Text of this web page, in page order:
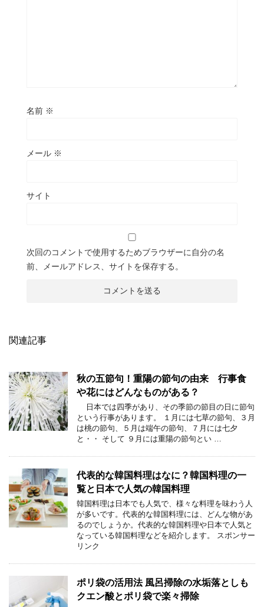
名前 ※
メール ※
サイト
次回のコメントで使用するためブラウザーに自分の名
前、メールアドレス、サイトを保存する。
関連記事
秋の五節句！重陽の節句の由来 行事食
や花にはどんなものがある？
日本では四季があり、その季節の節目の日に節句
という行事があります。 １月には七草の節句、３月
は桃の節句、５月は端午の節句、７月には七夕
と・・ そして ９月には重陽の節句とい …
代表的な韓国料理はなに？韓国料理の一
覧と日本で人気の韓国料理
韓国料理は日本でも人気で、様々な料理を味わう人
が多いです。代表的な韓国料理には、どんな物があ
るのでしょうか。代表的な韓国料理や日本で人気と
なっている韓国料理などを紹介します。 スポンサー
リンク
ポリ袋の活用法 風呂掃除の水垢落としも
クエン酸とポリ袋で楽々掃除